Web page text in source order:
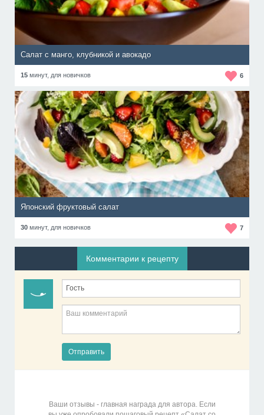
Салат с манго, клубникой и авокадо
15 минут, для новичков 6
Японский фруктовый салат
30 минут, для новичков 7
Комментарии к рецепту
Отправить
Ваши отзывы - главная награда для автора. Если